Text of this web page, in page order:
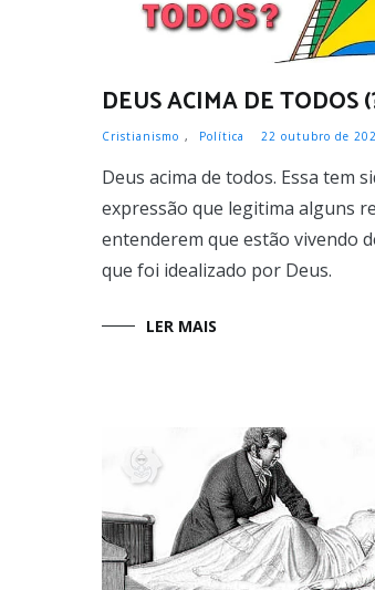
DEUS ACIMA DE TODOS
Cristianismo , Política 22 outubro de
Deus acima de todos. Essa tem
expressão que legitima alguns
entenderem que estão vivendo
que foi idealizado por Deus.
LER MAIS